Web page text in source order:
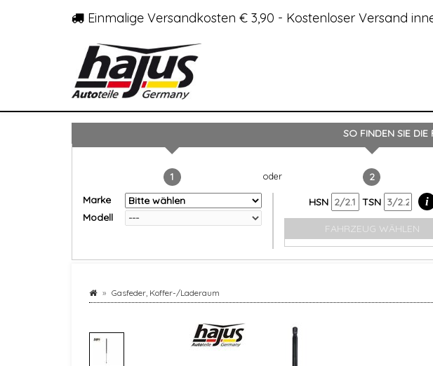
Einmalige Versandkosten € 3,90 - Kostenloser Versand
SO FINDEN SIE DIE
1
Marke
Modell
2
HSN
TSN i
FAHRZEUG WÄHLEN
Gasfeder, Koffer-/Laderaum